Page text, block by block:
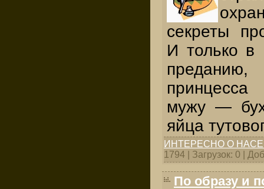
секреты
И только в
мужу —
яйца
ИНТЕРЕСНО О
1794 | Загрузок: 0 |
По образу и